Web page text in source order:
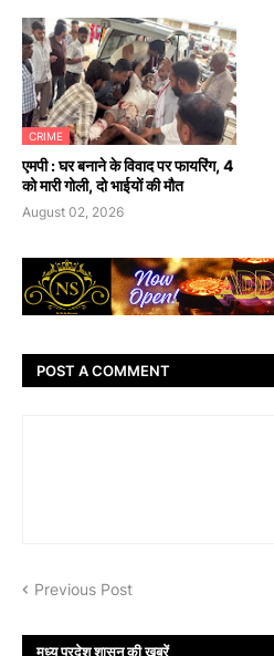
CRIME
एमपी : घर बनाने के विवाद पर फायरिंग, 4
को मारी गोली, दो भाईयों की मौत
August 02, 2026
POST A COMMENT
Previous Post
मध्य प्रदेश शासन की ख़बरें